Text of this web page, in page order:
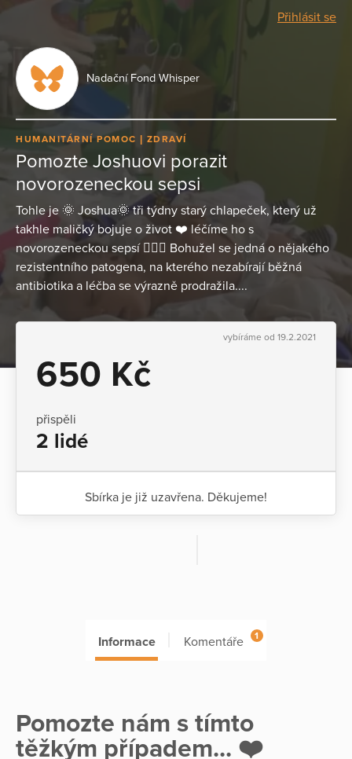
Přihlásit se
Nadační Fond Whisper
HUMANITÁRNÍ POMOC ZDRAVÍ
Pomozte Joshuovi porazit
novorozeneckou sepsi
Tohle je 🌞 Joshua🌞 tři týdny starý chlapeček, který už
takhle maličký bojuje o život ❤️ léčíme ho s
novorozeneckou sepsí 👨🏼‍⚕️ Bohužel se jedná o nějakého
rezistentního patogena, na kterého nezabírají běžná
antibiotika a léčba se výrazně prodražila....
vybíráme od 19.2.2021
650 Kč
přispěli
2 lidé
Sbírka je již uzavřena. Děkujeme!
Informace Komentáře 1
Pomozte nám s tímto
těžkým případem... ❤️